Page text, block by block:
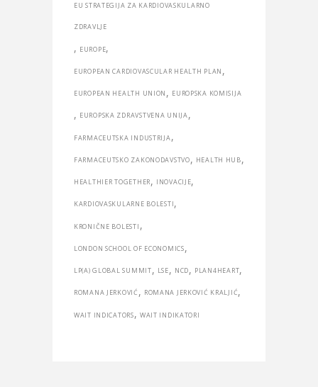
EU STRATEGIJA ZA KARDIOVASKULARNO
ZDRAVLJE
, EUROPE,
EUROPEAN CARDIOVASCULAR HEALTH PLAN ,
EUROPEAN HEALTH UNION , EUROPSKA KOMISIJA
, EUROPSKA ZDRAVSTVENA UNIJA,
FARMACEUTSKA INDUSTRIJA ,
FARMACEUTSKO ZAKONODAVSTVO, HEALTH HUB,
HEALTHIER TOGETHER, INOVACIJE,
KARDIOVASKULARNE BOLESTI,
KRONIČNE BOLESTI ,
LONDON SCHOOL OF ECONOMICS,
LP(A) GLOBAL SUMMIT, LSE, NCD, PLAN4HEART,
ROMANA JERKOVIĆ , ROMANA JERKOVIĆ KRALJIĆ,
WAIT INDICATORS, WAIT INDIKATORI